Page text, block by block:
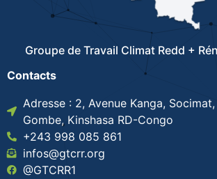
Groupe de Travail Climat Redd +
Contacts
Adresse : 2, Avenue Kanga,
Gombe, Kinshasa RD-Congo
+243 998 085 861
infos@gtcrr.org
@GTCRR1